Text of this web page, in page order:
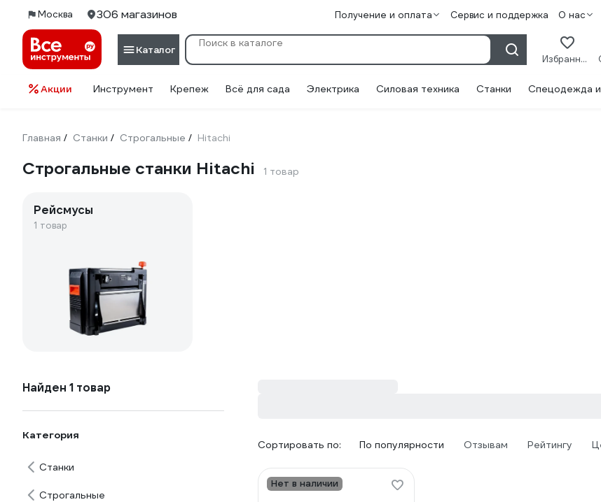
Москва 306 магазинов Получение и оплата Сервис и поддержка О нас
Каталог
Избранное
Акции Инструмент Крепеж Всё для сада Электрика Силовая техника Станки Спецодежда
Главная / Станки / Строгальные / Hitachi
Строгальные станки Hitachi 1 товар
Рейсмусы
1 товар
Найден 1 товар
Категория
Станки
Строгальные
Сортировать по: По популярности Отзывам Рейтингу
Нет в наличии